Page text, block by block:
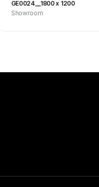
GE0024__1800 x 1200
Showroom